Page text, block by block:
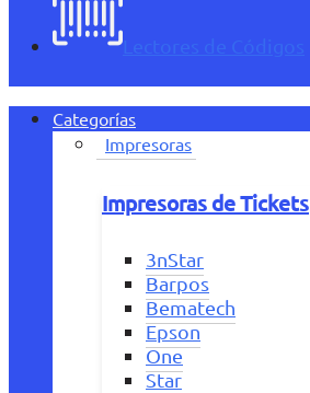
Lectores de Códigos
Categorías
Impresoras
Impresoras de Tickets
3nStar
Barpos
Bematech
Epson
One
Star